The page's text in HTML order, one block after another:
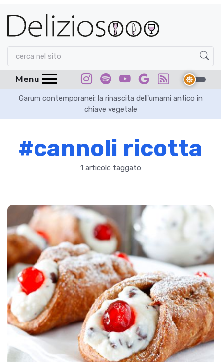
Menu
Garum contemporanei: la rinascita dell'umami antico in
chiave vegetale
#cannoli ricotta
1 articolo taggato